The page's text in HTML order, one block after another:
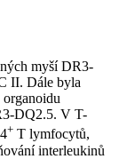
myší DR3-
II. Dále byla
DQ2.5. V T-
+ T lymfocytů,
interleukinů